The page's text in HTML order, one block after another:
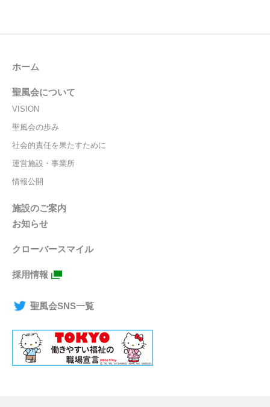
ホーム
聖風会について
VISION
聖風会の歩み
社会的責任を果たすために
運営施設・事業所
情報公開
施設のご案内
お知らせ
クローバースマイル
採用情報
聖風会SNS一覧